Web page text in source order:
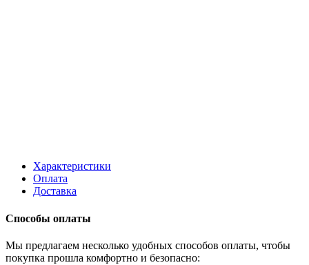
Характеристики
Оплата
Доставка
Способы оплаты
Мы предлагаем несколько удобных способов оплаты, чтобы
покупка прошла комфортно и безопасно: